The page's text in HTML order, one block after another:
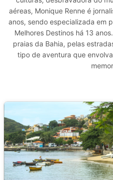
aéreas, Monique Renne é
anos, sendo especializada em
Melhores Destinos há 13
praias da Bahia, pelas
tipo de aventura que